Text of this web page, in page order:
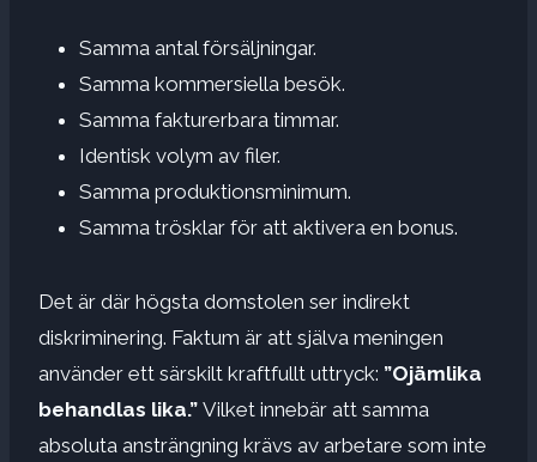
Samma antal försäljningar.
Samma kommersiella besök.
Samma fakturerbara timmar.
Identisk volym av filer.
Samma produktionsminimum.
Samma trösklar för att aktivera en bonus.
Det är där högsta domstolen ser indirekt
diskriminering. Faktum är att själva meningen
använder ett särskilt kraftfullt uttryck: ”Ojämlika
behandlas lika.” Vilket innebär att samma
absoluta ansträngning krävs av arbetare som inte